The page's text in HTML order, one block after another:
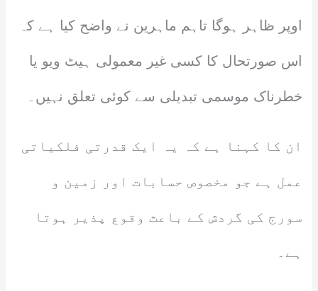
اوپر ظاہر ہوگا تاہم ماہرین نے واضح کیا ہے کہ
اس صورتحال کا کسی غیر معمولی ہیٹ ویو یا
خطرناک موسمی تبدیلی سے کوئی تعلق نہیں۔
ان کا کہنا ہے کہ یہ ایک قدرتی فلکیاتی
عمل ہے جو مخصوص حسابات اور زمین و
سورج کی گردش کے باعث وقوع پذیر ہوتا
ہے۔